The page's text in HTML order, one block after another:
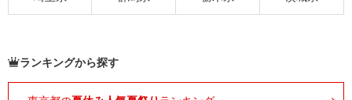
ランキングから探す